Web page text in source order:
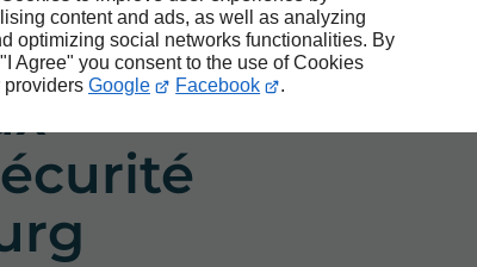
content and ads, as well as analyzing
optimizing social networks functionalities. By
Agree" you consent to the use of Cookies
providers Google Facebook .